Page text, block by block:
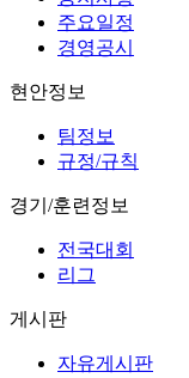
주요일정
경영공시
현안정보
팀정보
규정/규칙
경기/훈련정보
전국대회
리그
게시판
자유게시판